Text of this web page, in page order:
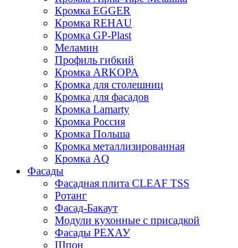
Кромка EGGER
Кромка REHAU
Кромка GP-Plast
Меламин
Профиль гибкий
Кромка ARKOPA
Кромка для столешниц
Кромка для фасадов
Кромка Lamarty
Кромка Россия
Кромка Польша
Кромка металлизированная
Кромка AQ
Фасады
Фасадная плита CLEAF TSS
Ротанг
Фасад-Бакаут
Модули кухонные с присадкой
Фасады РЕХАУ
Шпон